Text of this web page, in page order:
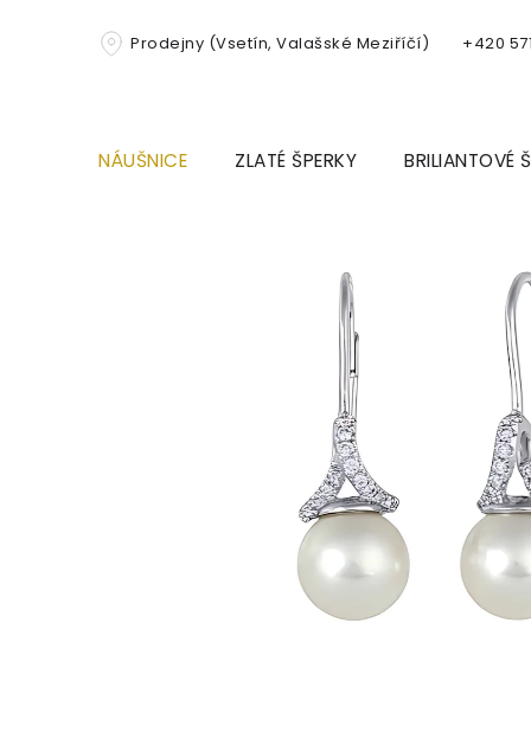
Prodejny (Vsetín, Valašské Meziříčí) +420
NÁUŠNICE ZLATÉ ŠPERKY BRILIANTOVÉ